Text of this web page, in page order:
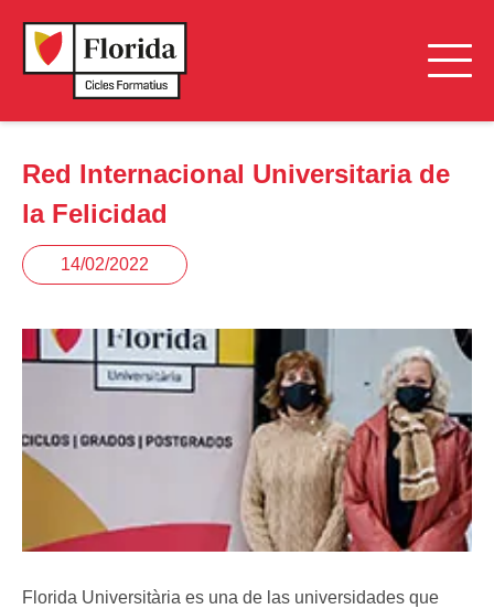
Red Internacional Universitaria de
la Felicidad
14/02/2022
Florida Universitària es una de las universidades que